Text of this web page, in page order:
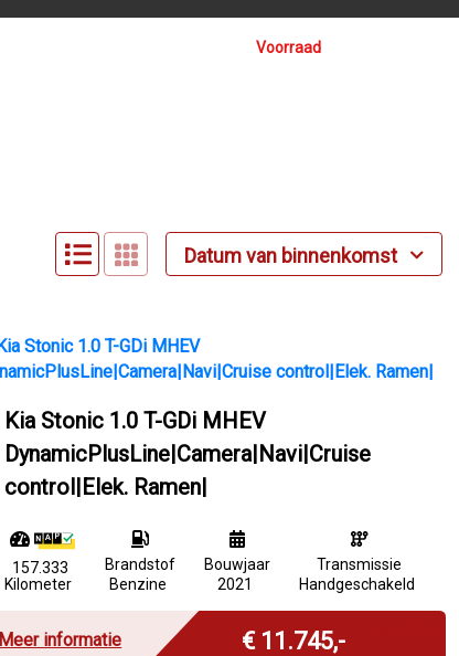
Voorraad
Datum van binnenkomst
Kia Stonic 1.0 T-GDi MHEV
DynamicPlusLine|Camera|Navi|Cruise
control|Elek. Ramen|
157.333
Kilometer
Brandstof
Benzine
Bouwjaar
2021
Transmissie
Handgeschakeld
Meer informatie € 11.745,-